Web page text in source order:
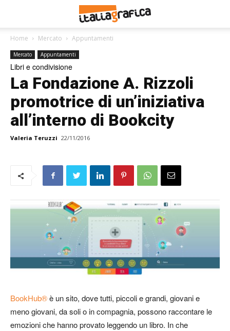
Home Mercato Appuntamenti
Mercato Appuntamenti
Libri e condivisione
La Fondazione A. Rizzoli
promotrice di un’iniziativa
all’interno di Bookcity
Valeria Teruzzi 22/11/2016
BookHub®è un sito, dove tutti, piccoli e grandi, giovani e
meno giovani, da soli o in compagnia, possono raccontare le
emozioni che hanno provato leggendo un libro. In che